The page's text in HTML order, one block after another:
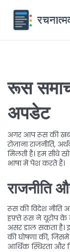
रूस
अपडेट
अगर आप रूस की
रोज़ाना राजनीति,
मिलती है। हम सीधे
भाषा में पेश करते हैं।
राजनीति
रूस की विदेश नीति
हफ़्ते रूस ने यूरोप के
असर डाल सकता है।
की घोषणा की,
आर्थिक स्थिरता और